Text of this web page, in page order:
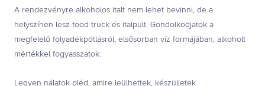
A rendezvényre alkoholos italt nem lehet bevinni, de a
helyszínen lesz food truck és italpult. Gondolkodjatok a
megfelelő folyadékpótlásról, elsősorban víz formájában, alkoholt
mértékkel fogyasszatok.
Legyen nálatok pléd, amire leülhettek, készüljetek